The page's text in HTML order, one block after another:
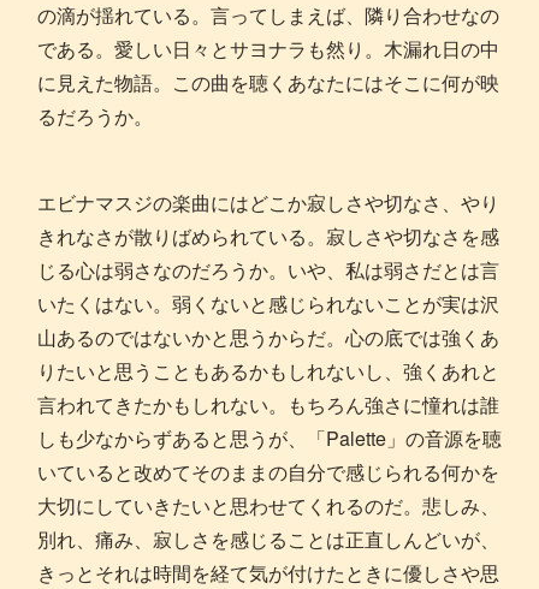
の滴が揺れている。言ってしまえば、隣り合わせなの
である。愛しい日々とサヨナラも然り。木漏れ日の中
に見えた物語。この曲を聴くあなたにはそこに何が映
るだろうか。
エビナマスジの楽曲にはどこか寂しさや切なさ、やり
きれなさが散りばめられている。寂しさや切なさを感
じる心は弱さなのだろうか。いや、私は弱さだとは言
いたくはない。弱くないと感じられないことが実は沢
山あるのではないかと思うからだ。心の底では強くあ
りたいと思うこともあるかもしれないし、強くあれと
言われてきたかもしれない。もちろん強さに憧れは誰
しも少なからずあると思うが、「Palette」の音源を聴
いていると改めてそのままの自分で感じられる何かを
大切にしていきたいと思わせてくれるのだ。悲しみ、
別れ、痛み、寂しさを感じることは正直しんどいが、
きっとそれは時間を経て気が付けたときに優しさや思